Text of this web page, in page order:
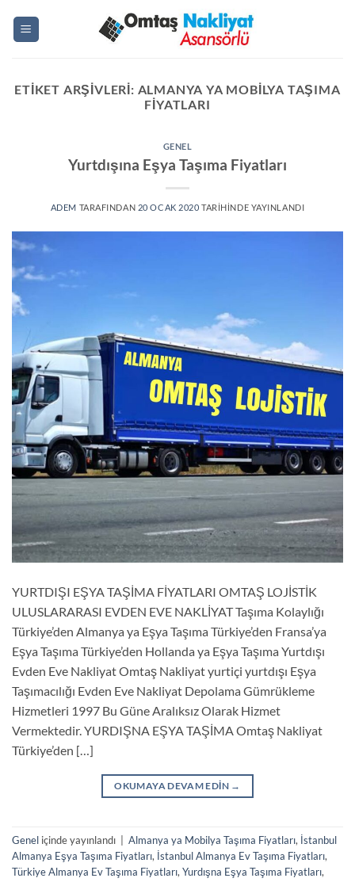
ETIKET ARŞIVLERI: ALMANYA YA MOBILYA TAŞIMA
FIYATLARI
GENEL
Yurtdışına Eşya Taşıma Fiyatları
ADEM TARAFINDAN 20 OCAK 2020 TARIHINDE YAYINLANDI
YURTDIŞI EŞYA TAŞİMA FİYATLARI OMTAŞ LOJİSTİK
ULUSLARARASI EVDEN EVE NAKLİYAT Taşıma Kolaylığı
Türkiye’den Almanya ya Eşya Taşıma Türkiye’den Fransa’ya
Eşya Taşıma Türkiye’den Hollanda ya Eşya Taşıma Yurtdışı
Evden Eve Nakliyat Omtaş Nakliyat yurtiçi yurtdışı Eşya
Taşımacılığı Evden Eve Nakliyat Depolama Gümrükleme
Hizmetleri 1997 Bu Güne Aralıksız Olarak Hizmet
Vermektedir. YURDIŞNA EŞYA TAŞİMA Omtaş Nakliyat
Türkiye’den […]
OKUMAYA DEVAM EDIN →
Genel içinde yayınlandı Almanya ya Mobilya Taşıma Fiyatları, İstanbul
Almanya Eşya Taşıma Fiyatları, İstanbul Almanya Ev Taşıma Fiyatları,
Türkiye Almanya Ev Taşıma Fiyatları, Yurdışna Eşya Taşıma Fiyatları,